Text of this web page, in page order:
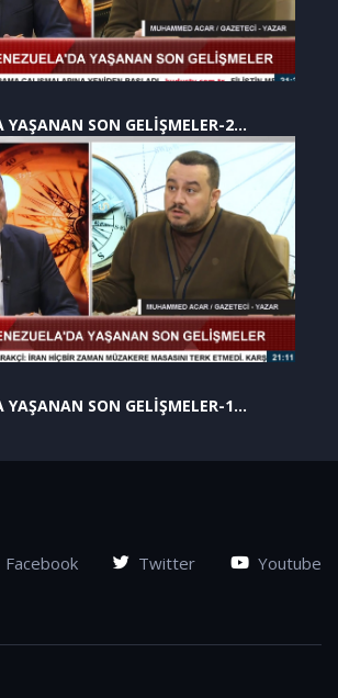
YAŞANAN SON GELİŞMELER-2
YAŞANAN SON GELİŞMELER-1
Facebook Twitter Youtube